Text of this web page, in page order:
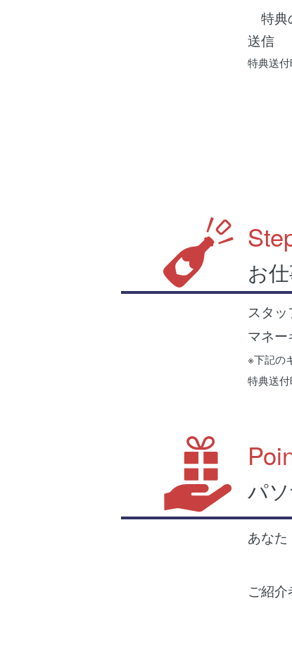
特典
送信
特典送
お
スタ
マネー
※下記の
特典送
パ
あなた
ご紹介